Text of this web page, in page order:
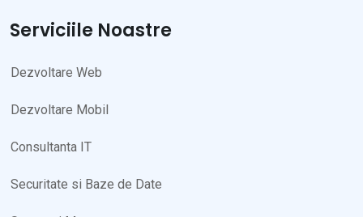
Serviciile Noastre
Dezvoltare Web
Dezvoltare Mobil
Consultanta IT
Securitate si Baze de Date